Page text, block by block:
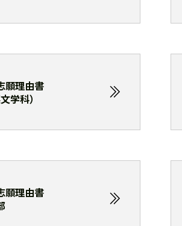
願理由書
学科）
願理由書